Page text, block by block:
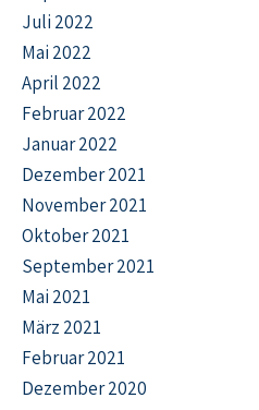
Juli 2022
Mai 2022
April 2022
Februar 2022
Januar 2022
Dezember 2021
November 2021
Oktober 2021
September 2021
Mai 2021
März 2021
Februar 2021
Dezember 2020